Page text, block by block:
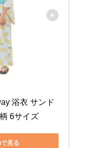
浴衣 サンド
6サイズ
見る